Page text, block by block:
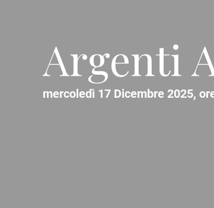
Argenti
mercoledì 17 Dicembre 2025,